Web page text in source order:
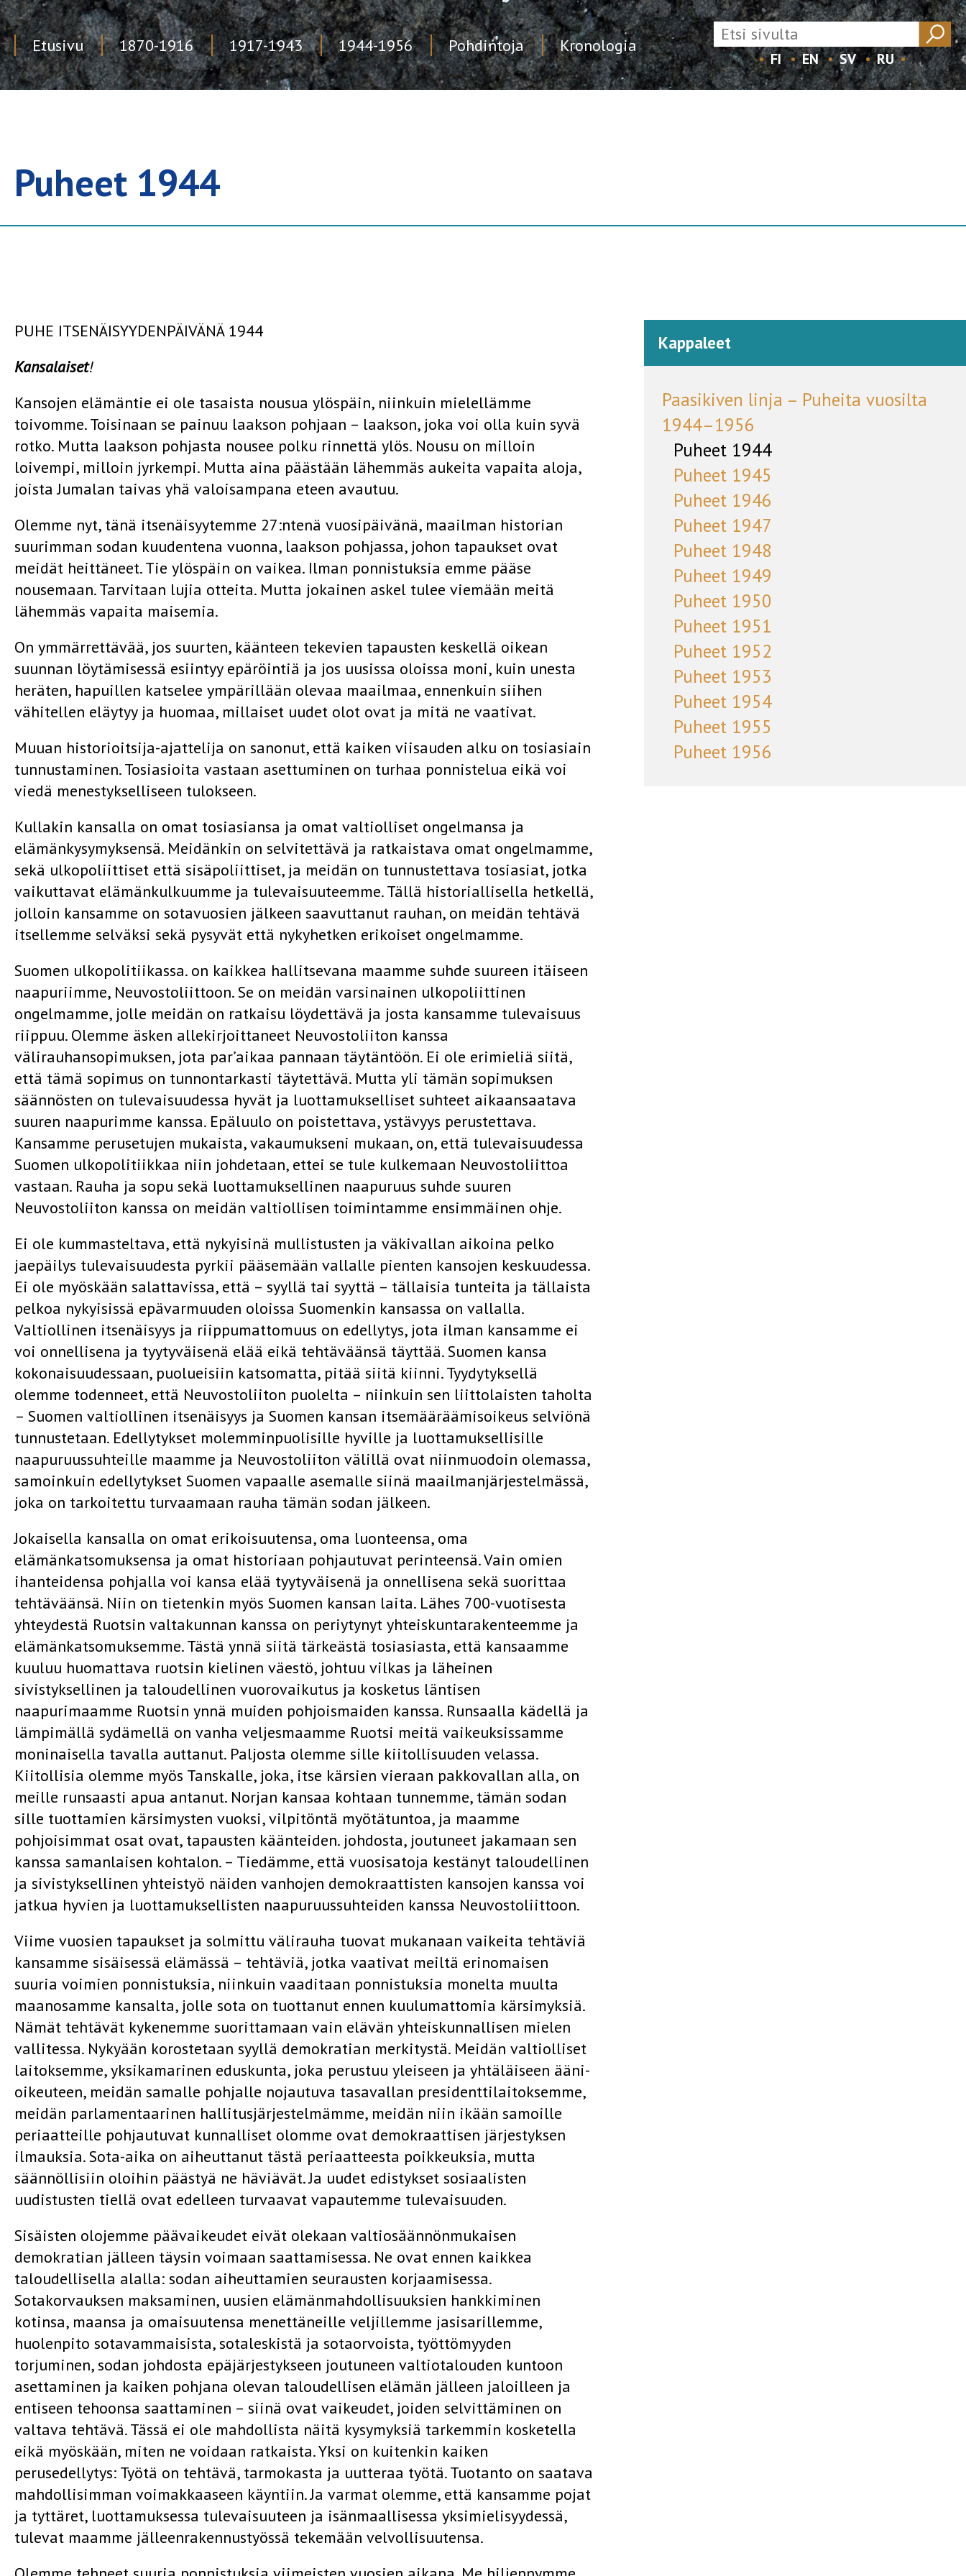
Etusivu 1870-1916 1917-1943 1944-1956 Pohdintoja Kronologia
FI EN SV RU
Puheet 1944
PUHE ITSENÄISYYDENPÄIVÄNÄ 1944
Kansalaiset!
Kansojen elämäntie ei ole tasaista nousua ylöspäin, niinkuin mielellämme
toivomme. Toisinaan se painuu laakson pohjaan – laakson, joka voi olla kuin syvä
rotko. Mutta laakson pohjasta nousee polku rinnettä ylös. Nousu on milloin
loivempi, milloin jyrkempi. Mutta aina päästään lähemmäs aukeita vapaita aloja,
joista Jumalan taivas yhä valoisampana eteen avautuu.
Olemme nyt, tänä itsenäisyytemme 27:ntenä vuosipäivänä, maailman­ historian
suurimman sodan kuudentena vuonna, laakson pohjassa, johon tapaukset ovat
meidät heittäneet. Tie ylöspäin on vaikea. Ilman ponnistuksia emme pääse
nousemaan. Tarvitaan lujia otteita. Mutta jokainen askel tulee viemään meitä
lähemmäs vapaita maisemia.
On ymmärrettävää, jos suurten, käänteen tekevien tapausten keskellä oikean
suunnan löytämisessä esiintyy epäröintiä ja jos uusissa oloissa moni, kuin unesta
heräten, hapuillen katselee ympärillään olevaa maailmaa, ennenkuin siihen
vähitellen eläytyy ja huomaa, millaiset uudet olot ovat ja mitä ne vaativat.
Muuan historioitsija-ajattelija on sanonut, että kaiken viisauden alku on tosiasiain
tunnustaminen. Tosiasioita vastaan asettuminen on turhaa ponnistelua eikä voi
viedä menestykselliseen tulokseen.
Kullakin kansalla on omat tosiasiansa ja omat valtiolliset ongelmansa ja
elämänkysymyksensä. Meidänkin on selvitettävä ja ratkaistava omat ongelmamme,
sekä ulkopoliittiset että sisäpoliittiset, ja meidän on tunnustettava tosiasiat, jotka
vaikuttavat elämänkulkuumme ja tulevaisuuteemme. Tällä historiallisella hetkellä,
jolloin kansamme on sotavuosien jälkeen saavuttanut rauhan, on meidän tehtävä
itsellemme selväksi sekä pysyvät että nykyhetken erikoiset ongelmamme.
Suomen ulkopolitiikassa. on kaikkea hallitsevana maamme suhde suureen itäiseen
naapuriimme, Neuvostoliittoon. Se on meidän varsinainen ulkopoliittinen
ongelmamme, jolle meidän on ratkaisu löydettävä ja josta kansamme tulevaisuus
riippuu. Olemme äsken allekirjoittaneet Neuvostoliiton kanssa
välirauhansopimuksen, jota par’aikaa pannaan täytäntöön. Ei ole erimieliä siitä,
että tämä sopimus on tunnontarkasti täytettävä. Mutta yli tämän sopimuksen
säännösten on tulevaisuudessa hyvät ja luottamukselliset suhteet aikaansaatava
suuren naapurimme kanssa. Epäluulo on poistettava, ystävyys perustettava.
Kansamme perusetujen mukaista, vakaumukseni mukaan, on, että tulevaisuudessa
Suomen ulkopolitiikkaa niin johdetaan, ettei se tule kulkemaan Neuvostoliittoa
vastaan. Rauha ja sopu sekä luottamuksellinen naapuruus­ suhde suuren
Neuvostoliiton kanssa on meidän valtiollisen toimintamme ensimmäinen ohje.
Ei ole kummasteltava, että nykyisinä mullistusten ja väkivallan aikoina pelko
jaepäilys tulevaisuudesta pyrkii pääsemään vallalle pienten kansojen keskuudessa.
Ei ole myöskään salattavissa, että – syyllä tai syyttä – tällaisia tunteita ja tällaista
pelkoa nykyisissä epävarmuuden oloissa Suomenkin kansassa on vallalla.
Valtiollinen itsenäisyys ja riippumattomuus on edellytys, jota ilman kansamme ei
voi onnellisena ja tyytyväisenä elää eikä tehtäväänsä täyttää. Suomen kansa
kokonaisuudessaan, puolueisiin katsomatta, pitää siitä kiinni. Tyydytyksellä
olemme todenneet, että Neuvostoliiton puolelta – niinkuin sen liittolaisten taholta
– Suomen valtiollinen itsenäisyys ja Suomen kansan itsemääräämisoikeus selviönä
tunnustetaan. Edellytykset molemminpuolisille hyville ja luottamuksellisille
naapuruussuhteille maamme ja Neuvostoliiton välillä ovat niinmuodoin olemassa,
samoinkuin edellytykset Suomen vapaalle asemalle siinä maailmanjärjestelmässä,
joka on tarkoitettu turvaamaan rauha tämän sodan jälkeen.
Jokaisella kansalla on omat erikoisuutensa, oma luonteensa, oma
elämänkatsomuksensa ja omat historiaan pohjautuvat perinteensä. Vain omien
ihanteidensa pohjalla voi kansa elää tyytyväisenä ja onnellisena sekä suorittaa
tehtäväänsä. Niin on tietenkin myös Suomen kansan laita. Lähes 700-vuotisesta
yhteydestä Ruotsin valtakunnan kanssa on periytynyt yhteiskuntarakenteemme ja
elämänkatsomuksemme. Tästä ynnä siitä tärkeästä tosiasiasta, että kansaamme
kuuluu huomattava ruotsin­ kielinen väestö, johtuu vilkas ja läheinen
sivistyksellinen ja taloudellinen vuorovaikutus ja kosketus läntisen
naapurimaamme Ruotsin ynnä muiden pohjoismaiden kanssa. Runsaalla kädellä ja
lämpimällä sydämellä on vanha veljesmaamme Ruotsi meitä vaikeuksissamme
moninaisella tavalla auttanut. Paljosta olemme sille kiitollisuuden velassa.
Kiitollisia olemme myös Tanskalle, joka, itse kärsien vieraan pakkovallan alla, on
meille runsaasti apua antanut. Norjan kansaa kohtaan tunnemme, tämän sodan
sille tuottamien kärsimysten vuoksi, vilpitöntä myötätuntoa, ja maamme
pohjoisimmat osat ovat, tapausten käänteiden. johdosta, joutuneet jakamaan sen
kanssa samanlaisen kohtalon. – Tiedämme, että vuosisatoja kestänyt taloudellinen
ja sivistyksellinen yhteistyö näiden vanhojen demokraattisten kansojen kanssa voi
jatkua hyvien ja luottamuksellisten naapuruussuhteiden kanssa Neuvostoliittoon.
Viime vuosien tapaukset ja solmittu välirauha tuovat mukanaan vaikeita tehtäviä
kansamme sisäisessä elämässä – tehtäviä, jotka vaativat meiltä erinomaisen
suuria voimien ponnistuksia, niinkuin vaaditaan ponnistuksia monelta muulta
maanosamme kansalta, jolle sota on tuottanut ennen kuulumattomia kärsimyksiä.
Nämät tehtävät kykenemme suorittamaan vain elävän yhteiskunnallisen mielen
vallitessa. Nykyään korostetaan syyllä demokratian merkitystä. Meidän valtiolliset
laitoksemme, yksikamarinen eduskunta, joka perustuu yleiseen ja yhtäläiseen ääni­
oikeuteen, meidän samalle pohjalle nojautuva tasavallan presidenttilaitoksemme,
meidän parlamentaarinen hallitusjärjestelmämme, meidän niin ikään samoille
periaatteille pohjautuvat kunnalliset olomme ovat demokraattisen järjestyksen
ilmauksia. Sota-aika on aiheuttanut tästä periaatteesta poikkeuksia, mutta
säännöllisiin oloihin päästyä ne häviävät. Ja uudet edistykset sosiaalisten
uudistusten tiellä ovat edelleen turvaavat vapautemme tulevaisuuden.
Sisäisten olojemme päävaikeudet eivät olekaan valtiosäännönmukaisen
demokratian jälleen täysin voimaan saattamisessa. Ne ovat ennen kaikkea
taloudellisella alalla: sodan aiheuttamien seurausten korjaamisessa.
Sotakorvauksen maksaminen, uusien elämänmahdollisuuksien hankkiminen
kotinsa, maansa ja omaisuutensa menettäneille veljillemme jasisarillemme,
huolenpito sotavammaisista, sotaleskistä ja sotaorvoista, työttömyyden
torjuminen, sodan johdosta epäjärjestykseen joutuneen valtiotalouden kuntoon
asettaminen ja kaiken pohjana olevan taloudellisen elämän jälleen jaloilleen ja
entiseen tehoonsa saattaminen – siinä ovat vaikeudet, joiden selvittäminen on
valtava tehtävä. Tässä ei ole mahdollista näitä kysymyksiä tarkemmin kosketella
eikä myöskään, miten ne voidaan ratkaista. Yksi on kuitenkin kaiken
perusedellytys: Työtä on tehtävä, tarmokasta ja uutteraa työtä. Tuotanto on saatava
mahdollisimman voimakkaaseen käyntiin. Ja varmat olemme, että kansamme pojat
ja tyttäret, luottamuksessa tulevaisuuteen ja isänmaallisessa yksimielisyydessä,
tulevat maamme jälleenrakennustyössä tekemään velvollisuutensa.
Kappaleet
Paasikiven linja – Puheita vuosilta
1944–1956
Puheet 1944
Puheet 1945
Puheet 1946
Puheet 1947
Puheet 1948
Puheet 1949
Puheet 1950
Puheet 1951
Puheet 1952
Puheet 1953
Puheet 1954
Puheet 1955
Puheet 1956